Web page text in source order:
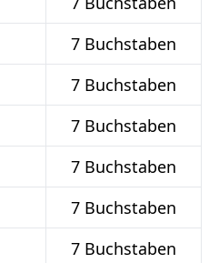
7 Buchstaben
7 Buchstaben
7 Buchstaben
7 Buchstaben
7 Buchstaben
7 Buchstaben